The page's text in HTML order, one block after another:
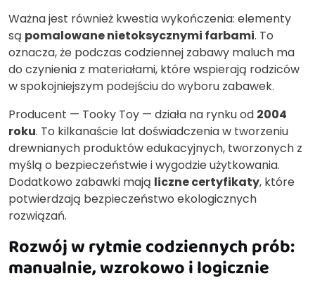
Ważna jest również kwestia wykończenia: elementy
są pomalowane nietoksycznymi farbami. To
oznacza, że podczas codziennej zabawy maluch ma
do czynienia z materiałami, które wspierają rodziców
w spokojniejszym podejściu do wyboru zabawek.
Producent — Tooky Toy — działa na rynku od 2004
roku. To kilkanaście lat doświadczenia w tworzeniu
drewnianych produktów edukacyjnych, tworzonych z
myślą o bezpieczeństwie i wygodzie użytkowania.
Dodatkowo zabawki mają liczne certyfikaty, które
potwierdzają bezpieczeństwo ekologicznych
rozwiązań.
Rozwój w rytmie codziennych prób:
manualnie, wzrokowo i logicznie